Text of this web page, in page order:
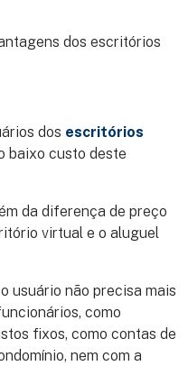
dos escritórios
dos escritórios
baixo custo deste
da diferença de preço
virtual e o aluguel
usuário não precisa mais
como
fixos, como contas de
nem com a